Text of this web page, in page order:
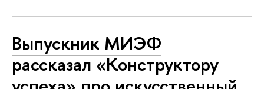
Выпускник МИЭФ
рассказал «Конструктору